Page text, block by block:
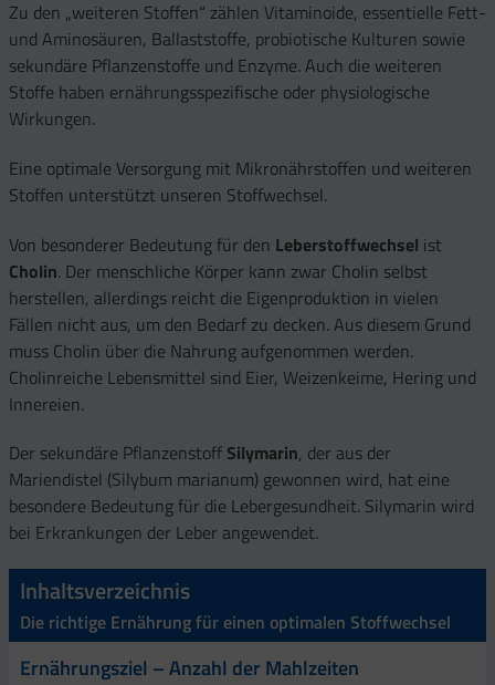
Zu den „weiteren Stoffen“ zählen Vitaminoide, essentielle Fett-
und Aminosäuren, Ballaststoffe, probiotische Kulturen sowie
sekundäre Pflanzenstoffe und Enzyme. Auch die weiteren
Stoffe haben ernährungsspezifische oder physiologische
Wirkungen.
Eine optimale Versorgung mit Mikronährstoffen und weiteren
Stoffen unterstützt unseren Stoffwechsel.
Von besonderer Bedeutung für den Leberstoffwechsel ist
Cholin. Der menschliche Körper kann zwar Cholin selbst
herstellen, allerdings reicht die Eigenproduktion in vielen
Fällen nicht aus, um den Bedarf zu decken. Aus diesem Grund
muss Cholin über die Nahrung aufgenommen werden.
Cholinreiche Lebensmittel sind Eier, Weizenkeime, Hering und
Innereien.
Der sekundäre Pflanzenstoff Silymarin, der aus der
Mariendistel (Silybum marianum) gewonnen wird, hat eine
besondere Bedeutung für die Lebergesundheit. Silymarin wird
bei Erkrankungen der Leber angewendet.
Inhaltsverzeichnis
Die richtige Ernährung für einen optimalen Stoffwechsel
Ernährungsziel – Anzahl der Mahlzeiten